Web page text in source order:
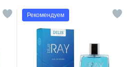
Рекомендуем